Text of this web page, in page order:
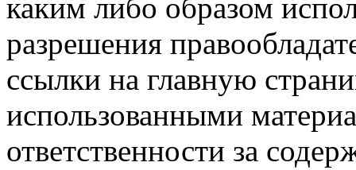
каким либо образом
разрешения
ссылки на главную
использованными
ответственности за